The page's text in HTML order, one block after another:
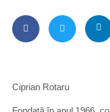
Ciprian Rotaru